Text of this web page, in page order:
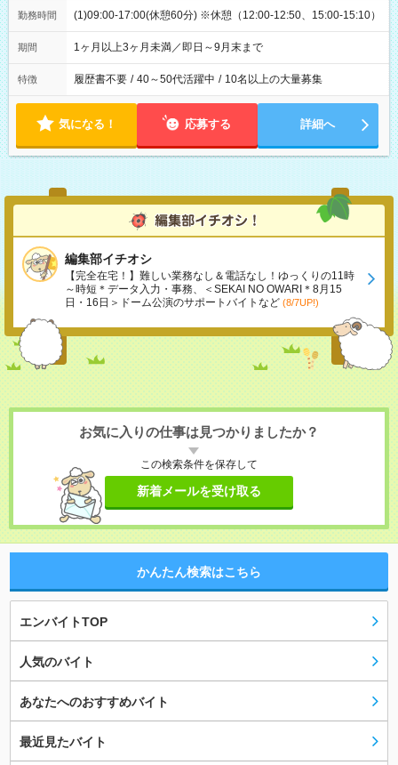
勤務時間 (1)09:00-17:00(休憩60分) ※休憩（12:00-12:50、15:00-15:10）
期間 1ヶ月以上3ヶ月未満／即日～9月末まで
特徴 履歴書不要 / 40～50代活躍中 / 10名以上の大量募集
気になる！ 応募する 詳細へ
編集部イチオシ
【完全在宅！】難しい業務なし＆電話なし！ゆっくりの11時
～時短＊データ入力・事務、＜SEKAI NO OWARI＊8月15
日・16日＞ドーム公演のサポートバイトなど (8/7UP!)
お気に入りの仕事は見つかりましたか？
この検索条件を保存して
新着メールを受け取る
かんたん検索はこちら
エンバイトTOP
人気のバイト
あなたへのおすすめバイト
最近見たバイト